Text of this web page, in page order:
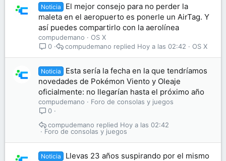
Noticia
El mejor consejo para no perder la
maleta en el aeropuerto es ponerle un AirTag. Y
así puedes compartirlo con la aerolínea
compudemano
OS X
0
OS X
Hoy a las 02:42
compudemano
Noticia
Esta sería la fecha en la que tendríamos
novedades de Pokémon Viento y Oleaje
oficialmente: no llegarían hasta el próximo año
compudemano
Foro de consolas y juegos
0
Foro de consolas y juegos
Hoy a las 02:42
compudemano
Noticia
Llevas 23 años suspirando por el mismo